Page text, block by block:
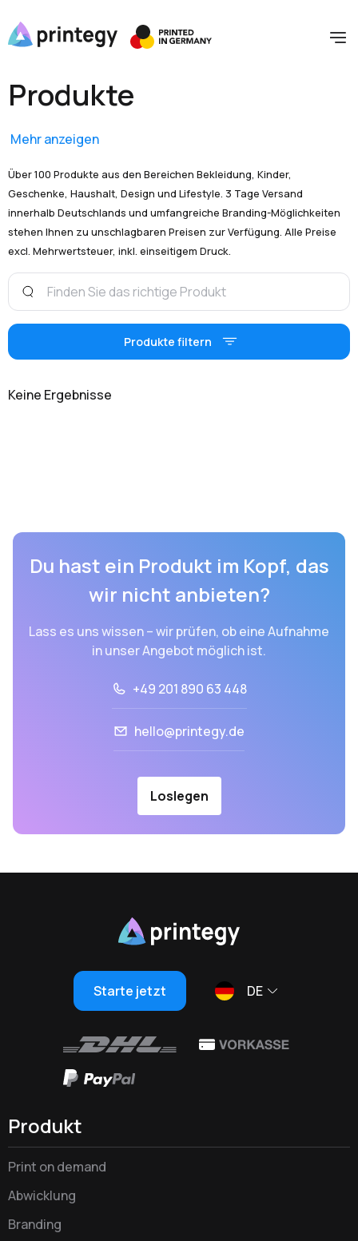
Produkte
Mehr anzeigen
Über 100 Produkte aus den Bereichen Bekleidung, Kinder,
Geschenke, Haushalt, Design und Lifestyle. 3 Tage Versand
innerhalb Deutschlands und umfangreiche Branding-Möglichkeiten
stehen Ihnen zu unschlagbaren Preisen zur Verfügung. Alle Preise
excl. Mehrwertsteuer, inkl. einseitigem Druck.
Produkte filtern
Keine Ergebnisse
Du hast ein Produkt im Kopf, das
wir nicht anbieten?
Lass es uns wissen – wir prüfen, ob eine Aufnahme
in unser Angebot möglich ist.
+49 201 890 63 448
hello@printegy.de
Loslegen
Starte jetzt DE
Produkt
Print on demand
Abwicklung
Branding